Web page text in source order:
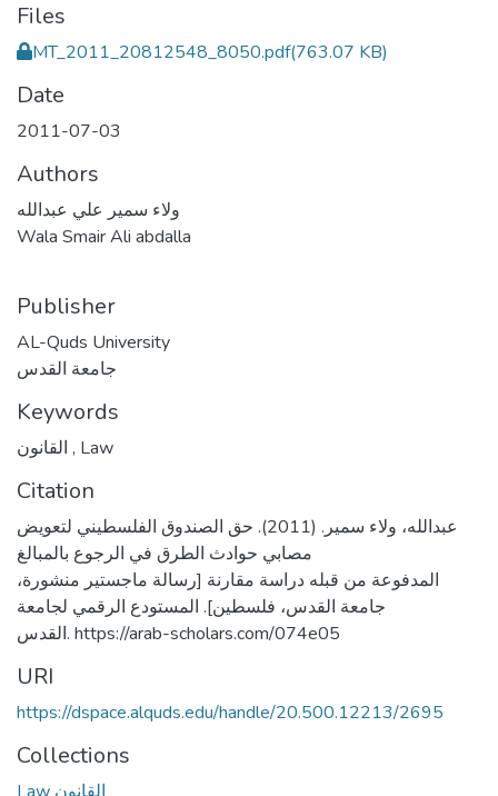
Files
MT_2011_20812548_8050.pdf(763.07 KB)
Date
2011-07-03
Authors
ولاء سمير علي عبدالله
Wala Smair Ali abdalla
Publisher
AL-Quds University
جامعة القدس
Keywords
, Law
Citation
عبدالله، ولاء سمير. (2011). حق الصندوق الفلسطيني لتعويض
مصابي حوادث الطرق في الرجوع بالمبالغ
المدفوعة من قبله دراسة مقارنة [رسالة ماجستير منشورة،
جامعة القدس، فلسطين]. المستودع الرقمي لجامعة
القدس. https://arab-scholars.com/074e05
URI
https://dspace.alquds.edu/handle/20.500.12213/2695
Collections